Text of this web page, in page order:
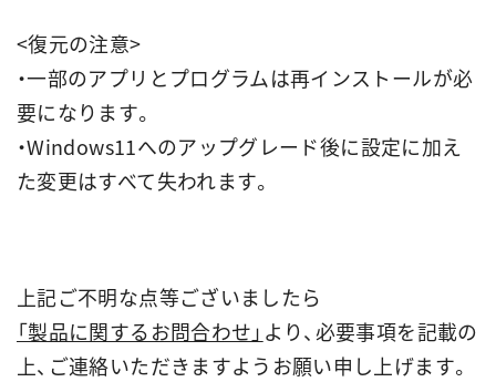
<復元の注意>
・一部のアプリとプログラムは再インストールが必
要になります。
・Windows11へのアップグレード後に設定に加え
た変更はすべて失われます。
上記ご不明な点等ございましたら
「製品に関するお問合わせ」 より、必要事項を記載の
上、ご連絡いただきますようお願い申し上げます。